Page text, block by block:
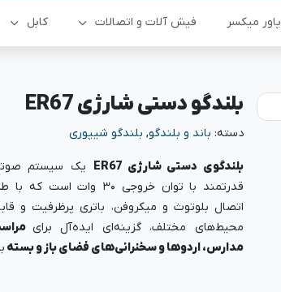
پاور میکسر فیش آلات و اتصالات کابل
بلندگو دستی شارژی ER67
دسته: باند و بلندگو, بلندگو شیپوری
بلندگوی دستی شارژی ER67
یک سیستم
قدرتمند با توان خروجی ۳۰ وات
اتصال بلوتوث و میکروفن، باتری پرظرفیت و
محیط‌های مختلف، گزینه‌ای ایده‌آل برای
مدارس، اردوها و سخنرانی‌های فضای باز و بسته